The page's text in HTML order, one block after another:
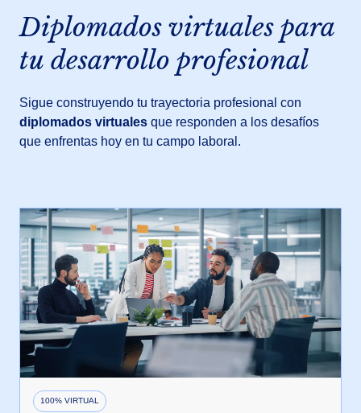
Diplomados virtuales para
tu desarrollo profesional
Sigue construyendo tu trayectoria profesional con
diplomados virtuales que responden a los desafíos
que enfrentas hoy en tu campo laboral.
100% VIRTUAL